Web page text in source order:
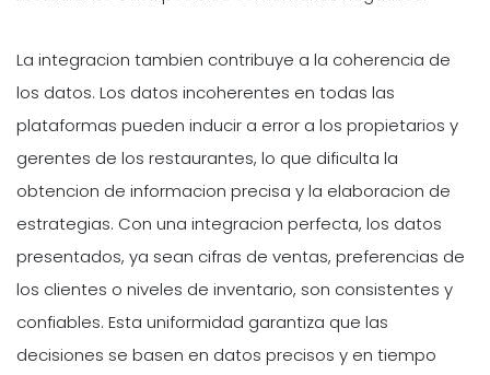
La integracion tambien contribuye a la coherencia de
los datos. Los datos incoherentes en todas las
plataformas pueden inducir a error a los propietarios y
gerentes de los restaurantes, lo que dificulta la
obtencion de informacion precisa y la elaboracion de
estrategias. Con una integracion perfecta, los datos
presentados, ya sean cifras de ventas, preferencias de
los clientes o niveles de inventario, son consistentes y
confiables. Esta uniformidad garantiza que las
decisiones se basen en datos precisos y en tiempo